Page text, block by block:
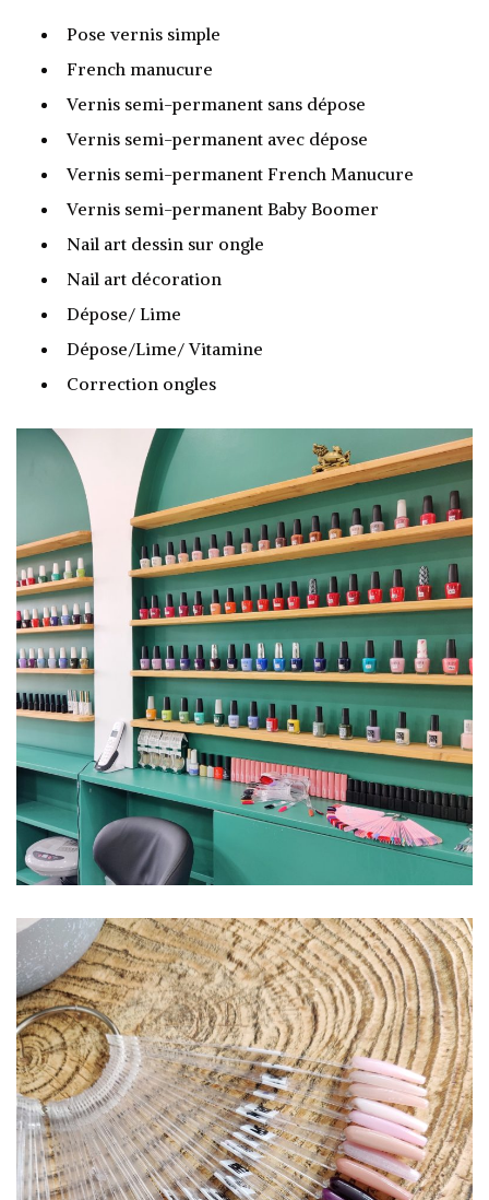
Pose vernis simple
French manucure
Vernis semi-permanent sans dépose
Vernis semi-permanent avec dépose
Vernis semi-permanent French Manucure
Vernis semi-permanent Baby Boomer
Nail art dessin sur ongle
Nail art décoration
Dépose/ Lime
Dépose/Lime/ Vitamine
Correction ongles